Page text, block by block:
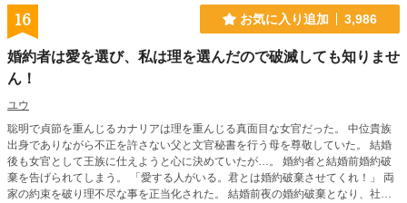
16 お気に入り追加 3,986
婚約者は愛を選び、私は理を選んだので破滅しても知りませ
ん！
ユウ
聡明で貞節を重んじるカナリアは理を重んじる真面目な女官だった。 中位貴族
出身でありながら不正を許さない父と文官秘書を行う母を尊敬していた。 結婚
後も女官として王族に仕えようと心に決めていたが…。 婚約者と結婚前婚約破
棄を告げられてしまう。 「愛する人がいる。君とは婚約破棄させてくれ！」 両
家の約束を破り理不尽な事を正当化された。 結婚前夜の婚約破棄となり、社交